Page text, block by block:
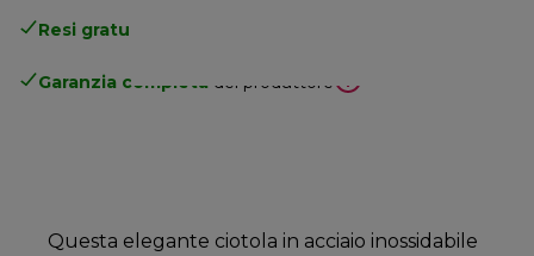
Resi gratuiti
Garanzia completa del produttore
Questa elegante ciotola in acciaio inossidabile